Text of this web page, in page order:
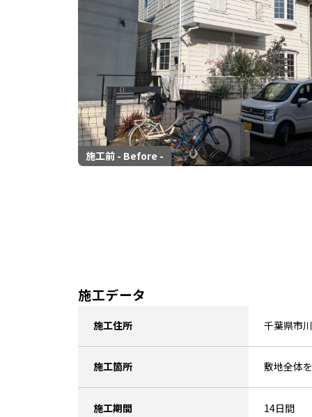
施工前 - Before -
施工データ
施工住所 千葉県市
施工箇所 敷地全体
施工期間 14日間